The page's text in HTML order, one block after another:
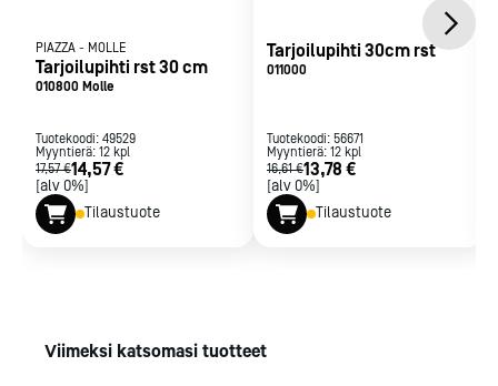
PIAZZA - MOLLE
Tarjoilupihti rst 30 cm
010800 Molle
Tuotekoodi: 49529
Myyntierä: 12 kpl
17,57 €14,57 €
[alv 0%]
Tilaustuote
Tarjoilupihti 30cm rst
011000
Tuotekoodi: 56671
Myyntierä: 12 kpl
16,61 €13,78 €
[alv 0%]
Tilaustuote
Viimeksi katsomasi tuotteet